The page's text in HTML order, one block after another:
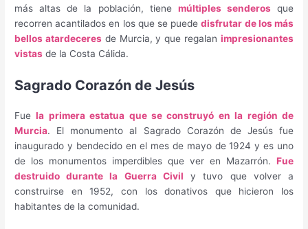
más altas de la población, tiene múltiples senderosque
recorren acantilados en los que se puededisfrutar de los más
bellos atardeceresde Murcia, y que regalan impresionantes
vistas de la Costa Cálida.
Sagrado Corazón de Jesús
Fuela primera estatua que se construyó en la región de
Murcia. El monumento al Sagrado Corazón de Jesús fue
inaugurado y bendecido en el mes de mayo de 1924 y es uno
de los monumentos imperdibles que ver en Mazarrón. Fue
destruido durante la Guerra Civil y tuvo que volver a
construirse en 1952, con los donativos que hicieron los
habitantes de la comunidad.